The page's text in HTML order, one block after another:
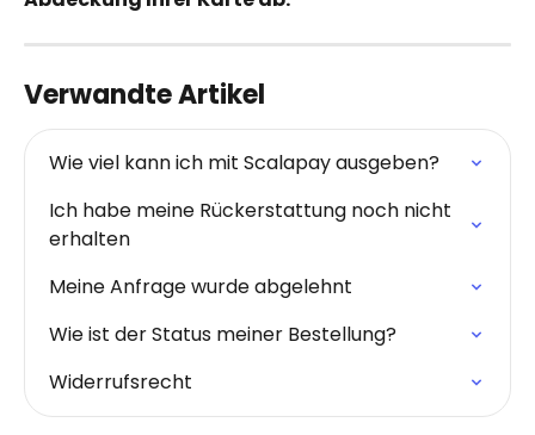
Verwandte Artikel
Wie viel kann ich mit Scalapay ausgeben?
Ich habe meine Rückerstattung noch nicht
erhalten
Meine Anfrage wurde abgelehnt
Wie ist der Status meiner Bestellung?
Widerrufsrecht